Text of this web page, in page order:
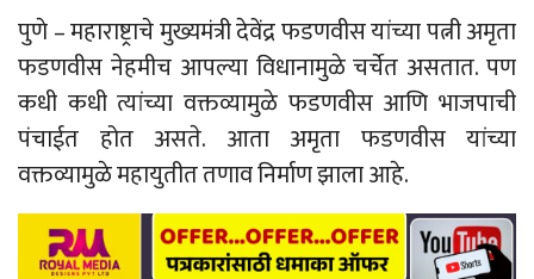
पुणे – महाराष्ट्राचे मुख्यमंत्री देवेंद्र फडणवीस यांच्या पत्नी अमृता
फडणवीस नेहमीच आपल्या विधानामुळे चर्चेत असतात. पण
कधी कधी त्यांच्या वक्तव्यामुळे फडणवीस आणि भाजपाची
पंचाईत होत असते. आता अमृता फडणवीस यांच्या
वक्तव्यामुळे महायुतीत तणाव निर्माण झाला आहे.